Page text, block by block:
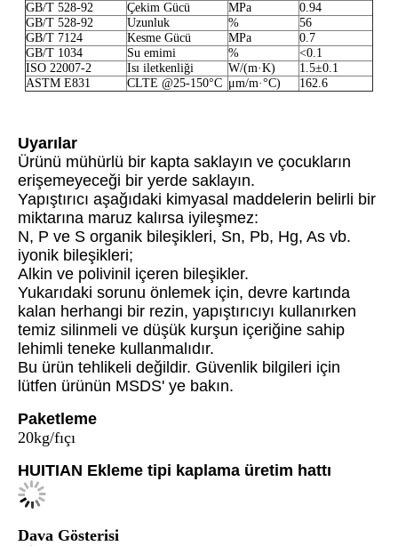
GB/T 528-92 Çekim Gücü MPa
0.94
GB/T 528-92
Uzunluk %
56
GB/T 7124
Kesme Gücü MPa
0.7
GB/T 1034
Su emimi %
<0.1
ISO 22007-2
Isı iletkenliği W/(m·K)
1.5±0.1
ASTM E831
CLTE @25-150°C μm/m·°C) 162.6
Uyarılar
Ürünü mühürlü bir kapta saklayın ve çocukların
erişemeyeceği bir yerde saklayın.
Yapıştırıcı aşağıdaki kimyasal maddelerin belirli bir
miktarına maruz kalırsa iyileşmez:
N, P ve S organik bileşikleri, Sn, Pb, Hg, As vb.
iyonik bileşikleri;
Alkin ve polivinil içeren bileşikler.
Yukarıdaki sorunu önlemek için, devre kartında
kalan herhangi bir rezin, yapıştırıcıyı kullanırken
temiz silinmeli ve düşük kurşun içeriğine sahip
lehimli teneke kullanmalıdır.
Bu ürün tehlikeli değildir. Güvenlik bilgileri için
lütfen ürünün MSDS' ye bakın.
Paketleme
20kg/fıçı
HUITIAN Ekleme tipi kaplama üretim hattı
Dava Gösterisi